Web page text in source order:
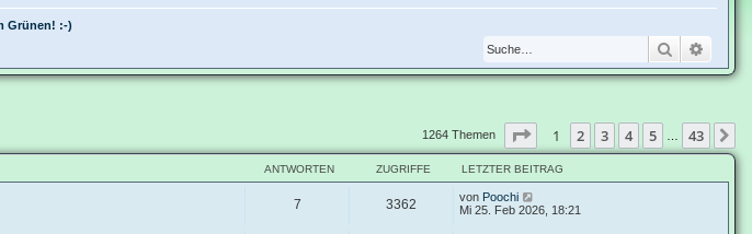
Grünen! :-)
Suche
1264 Themen Seite von43
1 2 3 4 5 43
ANTWORTEN ZUGRIFFE LETZTER BEITRAG
7 3362 von Poochi
Mi 25. Feb 2026, 18:21